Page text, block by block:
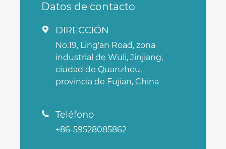
Datos de contacto
 DIRECCIÓN
No.19, Ling'an Road, zona
industrial de Wuli, Jinjiang,
ciudad de Quanzhou,
provincia de Fujian, China
 Teléfono
+86-59528085862